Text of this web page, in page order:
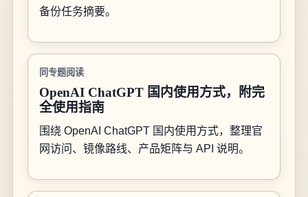
备份任务摘要。
同专题阅读
OpenAI ChatGPT 国内使用方式，附完
全使用指南
围绕 OpenAI ChatGPT 国内使用方式，整理官
网访问、镜像路线、产品矩阵与 API 说明。